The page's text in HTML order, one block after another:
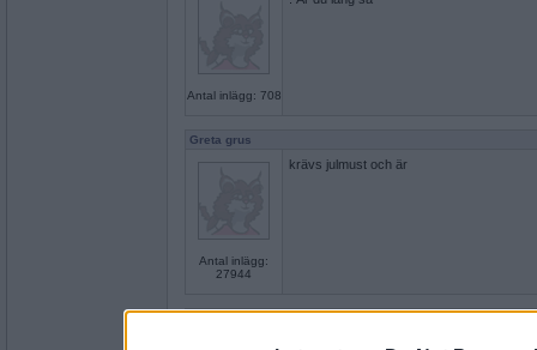
Antal inlägg: 708
Greta grus
Antal inlägg:
27944
krävs julmust och är